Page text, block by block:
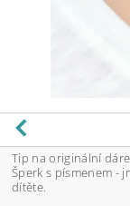
Tip na originální
Šperk s písmenem -
dítěte.